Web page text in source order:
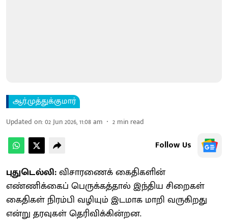
ஆர்.முத்துக்குமார்
Updated on:02 Jun 2026, 11:08 am 2 min read
Follow Us
புதுடெல்லி:விசாரணைக் கைதிகளின்
எண்ணிக்கைப் பெருக்கத்தால் இந்திய சிறைகள்
கைதிகள் நிரம்பி வழியும் இடமாக மாறி வருகிறது
என்று தரவுகள் தெரிவிக்கின்றன.